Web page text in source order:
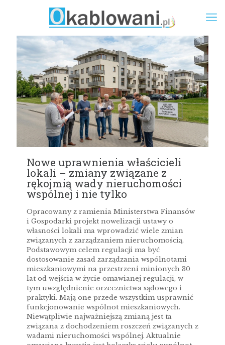
Nowe uprawnienia właścicieli
lokali – zmiany związane z
rękojmią wady nieruchomości
wspólnej i nie tylko
Opracowany z ramienia Ministerstwa Finansów
i Gospodarki projekt nowelizacji ustawy o
własności lokali ma wprowadzić wiele zmian
związanych z zarządzaniem nieruchomością.
Podstawowym celem regulacji ma być
dostosowanie zasad zarządzania wspólnotami
mieszkaniowymi na przestrzeni minionych 30
lat od wejścia w życie omawianej regulacji, w
tym uwzględnienie orzecznictwa sądowego i
praktyki. Mają one przede wszystkim usprawnić
funkcjonowanie wspólnot mieszkaniowych.
Niewątpliwie najważniejszą zmianą jest ta
związana z dochodzeniem roszczeń związanych z
wadami nieruchomości wspólnej. Aktualnie